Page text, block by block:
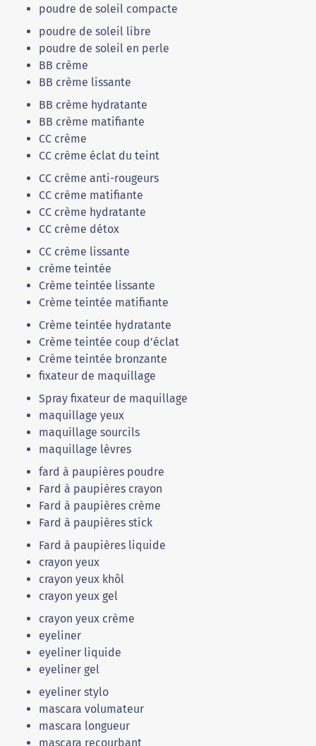
poudre de soleil compacte
poudre de soleil libre
poudre de soleil en perle
BB crème
BB crème lissante
BB crème hydratante
BB crème matifiante
CC crème
CC crème éclat du teint
CC crème anti-rougeurs
CC crème matifiante
CC crème hydratante
CC crème détox
CC crème lissante
crème teintée
Crème teintée lissante
Crème teintée matifiante
Crème teintée hydratante
Crème teintée coup d’éclat
Crème teintée bronzante
fixateur de maquillage
Spray fixateur de maquillage
maquillage yeux
maquillage sourcils
maquillage lèvres
fard à paupières poudre
Fard à paupières crayon
Fard à paupières crème
Fard à paupières stick
Fard à paupières liquide
crayon yeux
crayon yeux khôl
crayon yeux gel
crayon yeux crème
eyeliner
eyeliner liquide
eyeliner gel
eyeliner stylo
mascara volumateur
mascara longueur
mascara recourbant